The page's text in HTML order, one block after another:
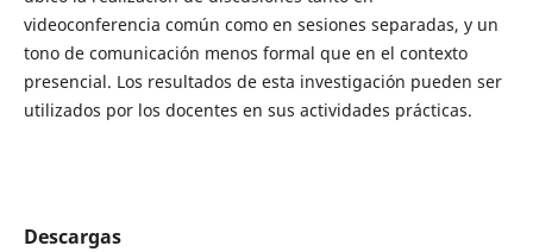
videoconferencia común como en sesiones separadas, y un
tono de comunicación menos formal que en el contexto
presencial. Los resultados de esta investigación pueden ser
utilizados por los docentes en sus actividades prácticas.
Descargas